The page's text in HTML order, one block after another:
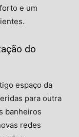
e um
do
espaço da
para outra
banheiros
redes